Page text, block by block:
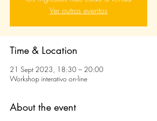
Ver outros eventos
Time & Location
21 Sept 2023, 18:30 – 20:00
Workshop interativo on-line
About the event